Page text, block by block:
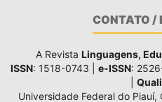
CONTATO /
A Revista Linguagens,
ISSN: 1518-0743 | e-ISSN:
Universidade Federal do